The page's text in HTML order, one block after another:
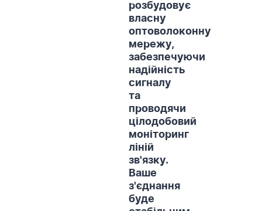
розбудовує
власну
оптоволоконну
мережу,
забезпечуючи
надійність
сигналу
та
проводячи
цілодобовий
моніторинг
ліній
зв'язку.
Ваше
з'єднання
буде